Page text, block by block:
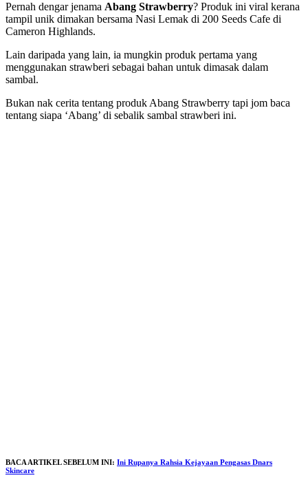
Pernah dengar jenama Abang Strawberry? Produk ini viral kerana
tampil unik dimakan bersama Nasi Lemak di 200 Seeds Cafe di
Cameron Highlands.
Lain daripada yang lain, ia mungkin produk pertama yang
menggunakan strawberi sebagai bahan untuk dimasak dalam
sambal.
Bukan nak cerita tentang produk Abang Strawberry tapi jom baca
tentang siapa ‘Abang’ di sebalik sambal strawberi ini.
BACA ARTIKEL SEBELUM INI: Ini Rupanya Rahsia Kejayaan Pengasas Dnars
Skincare